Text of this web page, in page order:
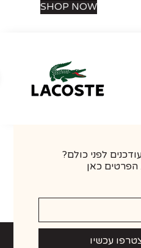
SHOP NOW
לפני כולם?
כאן
עכשיו